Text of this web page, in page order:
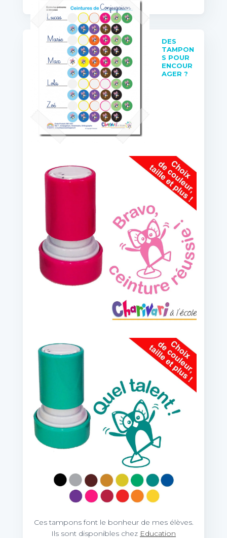
DES
TAMPON
S POUR
ENCOUR
AGER ?
Ces tampons font le bonheur de mes élèves.
Ils sont disponibles chez Education